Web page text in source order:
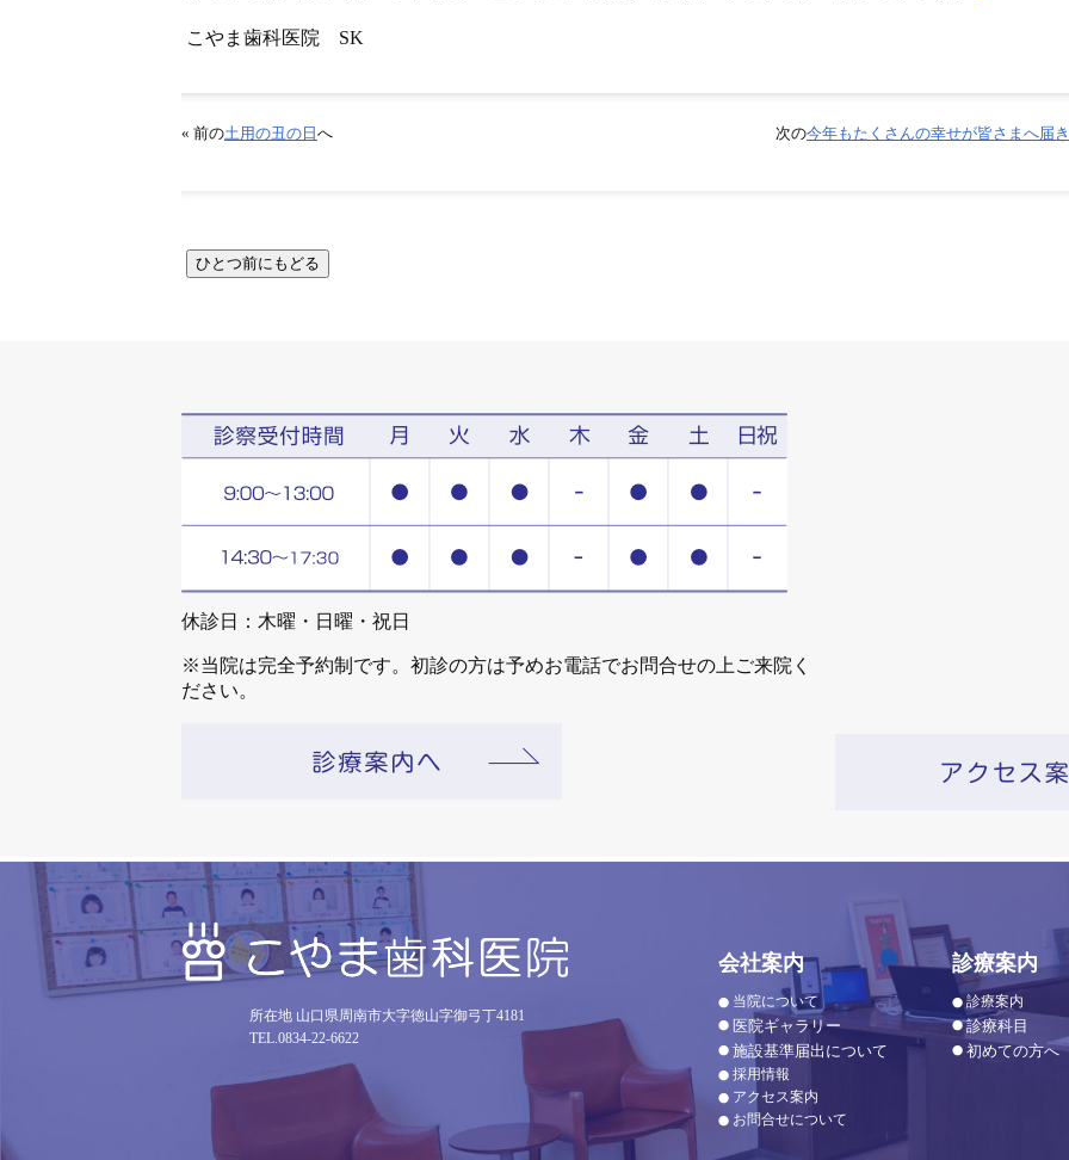
こやま歯科医院 SK
« 前の土用の丑の日 へ 次の今年もたくさんの幸せが皆さまへ届
休診日：木曜・日曜・祝日
※当院は完全予約制です。初診の方は予めお電話でお問合せの上ご来院く
ださい。
所在地 山口県周南市大字徳山字御弓丁4181
TEL.0834-22-6622
会社案内
当院について
医院ギャラリー
施設基準届出について
採用情報
アクセス案内
お問合せについて
診療案内
診療案内
診療科目
初めての方へ